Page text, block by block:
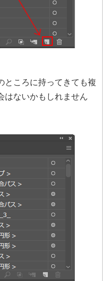
ところに持ってきても複
はないかもしれません